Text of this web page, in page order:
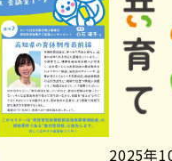
2025年